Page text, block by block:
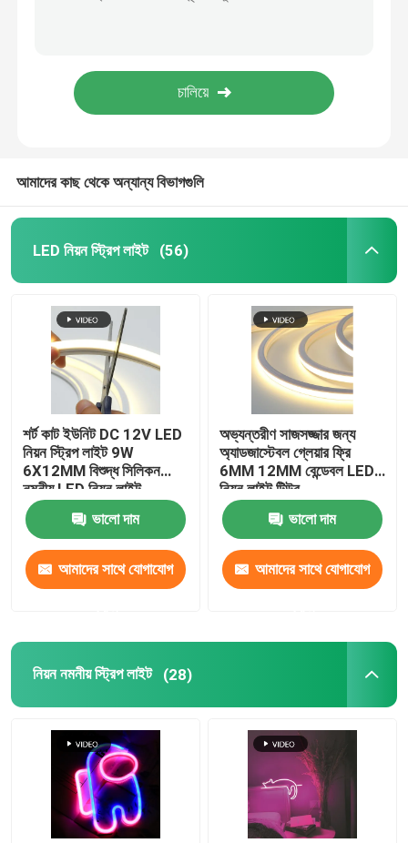
সিলিকন নিয়ন স্ট্রিপ লাইট
নমনীয় LED ফালা আলো
মন্ত্রিসভা LED স্ট্রিপ লাইট অধীনে
LED গয়না আলো
এলইডি ওয়াল ওয়াশার লাইট
শেল্ফ LED আলো অধীনে
LED ট্র্যাক হালকা রেল
নেতৃত্বে রৈখিক ঝুলন্ত আলো
এলজিপি এক্রাইলিক প্যানেল
LED আন্ডারগ্রাউন্ড ল্যাম্প
পার্টি নিয়ন নমনীয় স্ট্রিপ হালকা কাস্টম রোমান্টিক প্রেম বিবাহ
আমাদের কাছ থেকে অন্যান্য বিভাগগুলি
LED নিয়ন স্ট্রিপ লাইট (56)
শর্ট কাট ইউনিট DC 12V LED
নিয়ন স্ট্রিপ লাইট 9W
6X12MM বিশুদ্ধ সিলিকন
নমনীয় LED নিয়ন লাইট
ভালো দাম
আমাদের সাথে যোগাযোগ
অভ্যন্তরীণ সাজসজ্জার জন্য
অ্যাডজাস্টেবল গ্লেয়ার ফ্রি
6MM 12MM বেন্ডেবল LED
নিয়ন লাইট টিউব
ভালো দাম
আমাদের সাথে যোগাযোগ
নিয়ন নমনীয় স্ট্রিপ লাইট (28)